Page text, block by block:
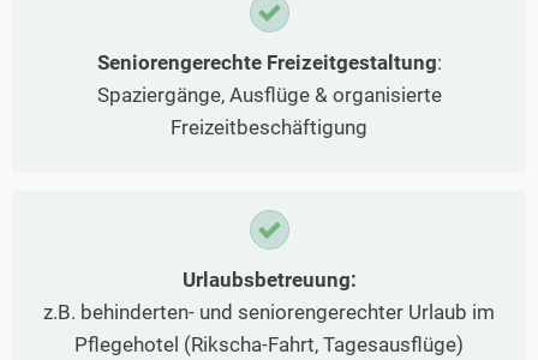
Seniorengerechte Freizeitgestaltung:
Spaziergänge, Ausflüge & organisierte
Freizeitbeschäftigung
Urlaubsbetreuung:
z.B. behinderten- und seniorengerechter Urlaub im
Pflegehotel (Rikscha-Fahrt, Tagesausflüge)